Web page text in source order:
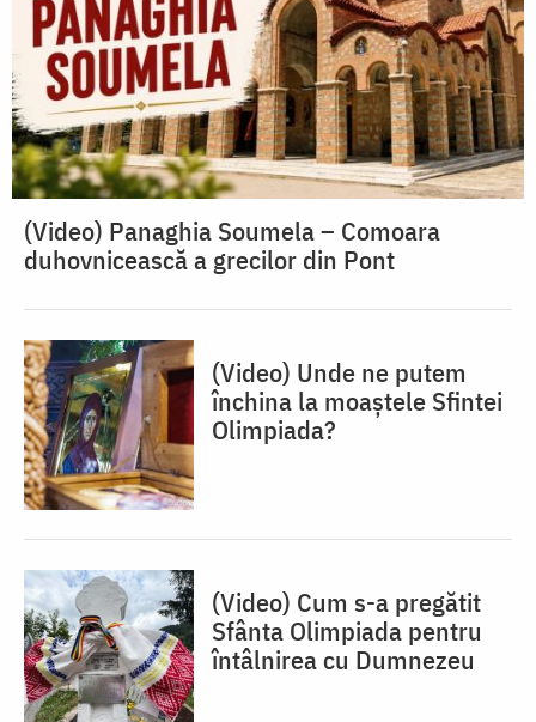
(Video) Panaghia Soumela – Comoara
duhovnicească a grecilor din Pont
(Video) Unde ne putem
închina la moaștele Sfintei
Olimpiada?
(Video) Cum s-a pregătit
Sfânta Olimpiada pentru
întâlnirea cu Dumnezeu